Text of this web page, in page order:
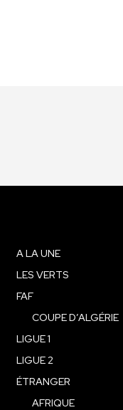
A LA UNE
LES VERTS
FAF
COUPE D’ALGÉRIE
LIGUE 1
LIGUE 2
ÉTRANGER
AFRIQUE